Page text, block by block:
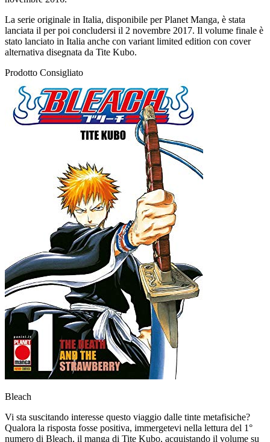
La serie originale in Italia, disponibile per Planet Manga, è stata
lanciata il per poi concludersi il 2 novembre 2017. Il volume finale è
stato lanciato in Italia anche con variant limited edition con cover
alternativa disegnata da Tite Kubo.
Prodotto Consigliato
Bleach
Vi sta suscitando interesse questo viaggio dalle tinte metafisiche?
Qualora la risposta fosse positiva, immergetevi nella lettura del 1°
numero di Bleach, il manga di Tite Kubo, acquistando il volume su